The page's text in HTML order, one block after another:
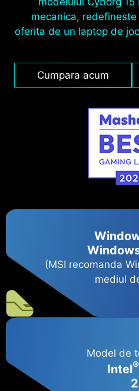
mecanica,
oferita de un laptop de
Cumpara acum
(MSI recomanda
mediul
Model de
Intel®